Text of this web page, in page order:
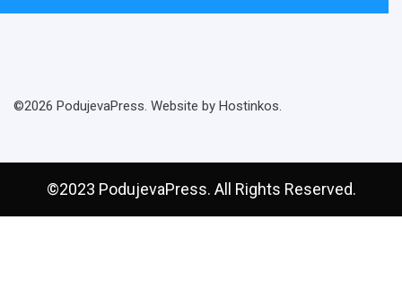
©2026 PodujevaPress. Website by Hostinkos.
©2023 PodujevaPress. All Rights Reserved.